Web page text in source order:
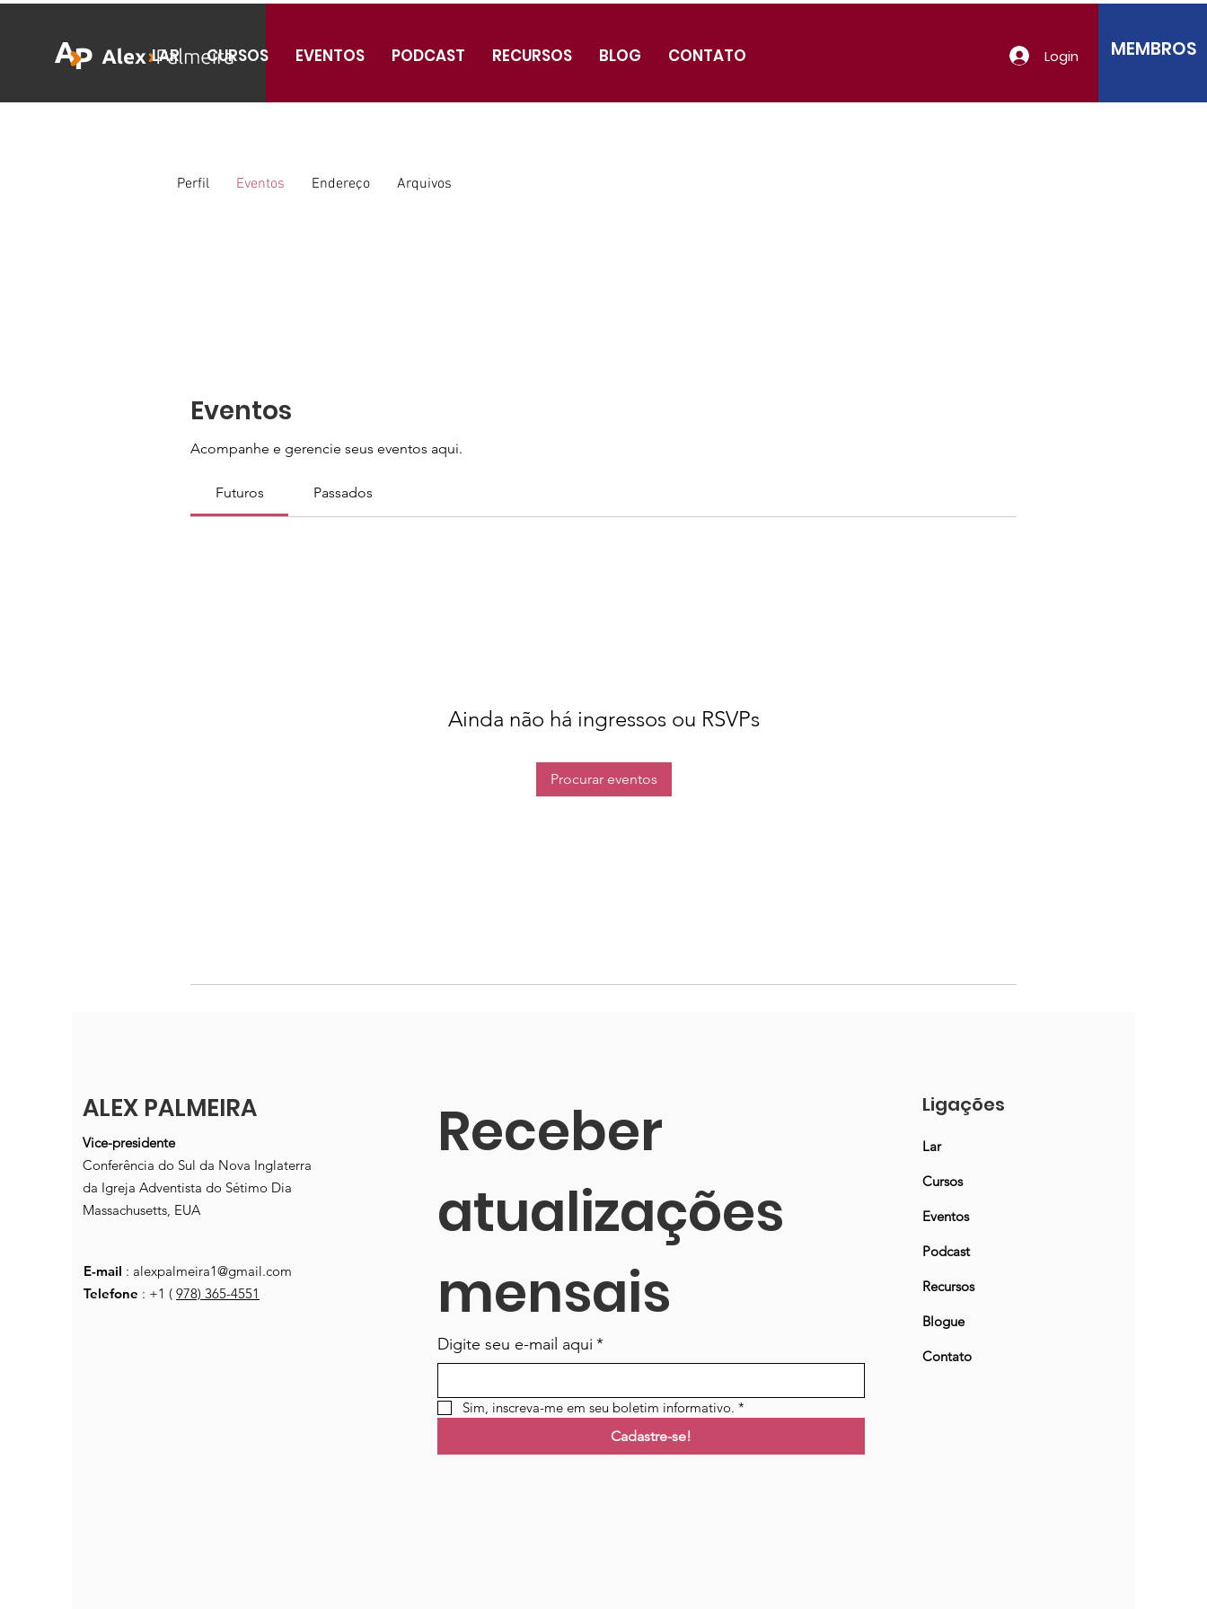
LAR CURSOS EVENTOS PODCAST RECURSOS BLOG CONTATO Login MEMBROS
Eventos
Acompanhe e gerencie seus eventos aqui.
Futuros Passados
Ainda não há ingressos ou RSVPs
Procurar eventos
Perfil Eventos Endereço Arquivos
ALEX PALMEIRA
Vice-presidente
Conferência do Sul da Nova Inglaterra
da Igreja Adventista do Sétimo Dia
Massachusetts, EUA
E-mail : alexpalmeira1@gmail.com
Telefone : +1 ( 978) 365-4551
Receber
atualizações
mensais
Digite seu e-mail aqui *
Sim, inscreva-me em seu boletim informativo. *
Cadastre-se!
Ligações
Lar
Cursos
Eventos
Podcast
Recursos
Blogue
Contato